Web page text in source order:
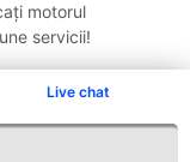
Live chat
motorul
servicii!